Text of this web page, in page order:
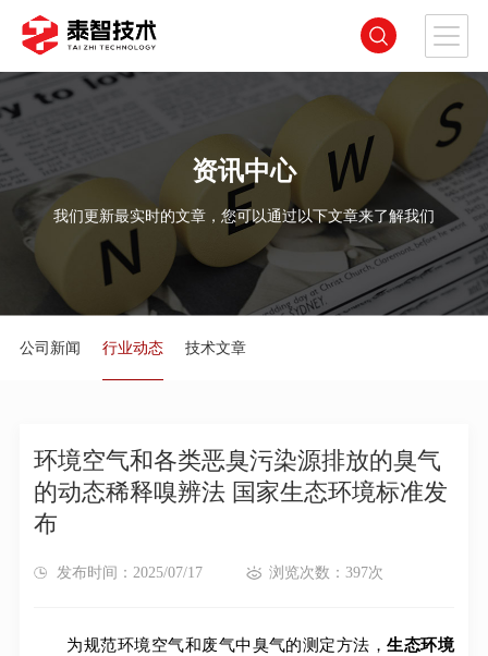
资讯中心
我们更新最实时的文章，您可以通过以下文章来了解我们
公司新闻 行业动态 技术文章
环境空气和各类恶臭污染源排放的臭气
的动态稀释嗅辨法 国家生态环境标准发
布
发布时间：2025/07/17 浏览次数：397次
为规范环境空气和废气中臭气的测定方法，生态环境